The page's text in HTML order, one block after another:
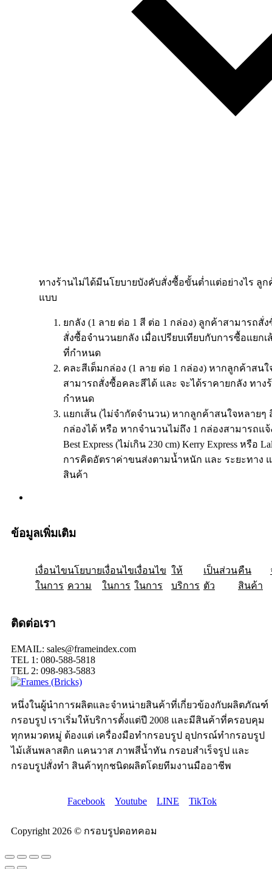
ทางร้านไม่ได้มีนโยบายบังคับสั่งซื้อขั้นต่ำแต่อย่างไร ลู
แบบ
ยกลัง (1 ลาย ต่อ 1 สี ต่อ 1 กล่อง) ลูกค้าสามารถสั่
สั่งซื้อจำนวนยกลัง เมื่อเปรียบเทียบกับการซื้อแยก
ที่กำหนด
คละสีเต็มกล่อง (1 ลาย ต่อ 1 กล่อง) หากลูกค้าสน
สามารถสั่งซื้อคละสีได้ และ จะได้ราคายกลัง ทา
กำหนด
แยกเส้น (ไม่จำกัดจำนวน) หากลูกค้าสนใจหลายๆ
กล่องได้ หรือ หากจำนวนไม่ถึง 1 กล่องสามารถแ
Best Express (ไม่เกิน 230 cm) Kerry Express หรื
การคิดอัตราค่าขนส่งตามน้ำหนัก และ ระยะทาง
สินค้า
หนึ่งในผู้นำการผลิตและจำหน่ายสินค้าที่เกี่ยวข้องกับผลิตภัณฑ์
กรอบรูป เราเริ่มให้บริการตั้งแต่ปี 2008 และมีสินค้าที่ครอบคุม
ทุกหมวดหมู่ ต้องแต่ เครื่องมือทำกรอบรูป อุปกรณ์ทำกรอบรูป
ไม้เส้นพลาสติก แคนวาส ภาพสีน้ำทัน กรอบสำเร็จรูป และ
กรอบรูปสั่งทำ สินค้าทุกชนิดผลิตโดยทีมงานมืออาชีพ
Facebook Youtube LINE TikTok
Copyright 2026 © กรอบรูปดอทคอม
ข้อมูลเพิ่มเติม
เงื่อนไข
ในการ
ให้
บริการ
นโยบาย
ความ
เป็นส่วน
ตัว
เงื่อนไข
ในการ
คืน
สินค้า
เงื่อนไข
ในการ
ติดต่อเรา
EMAIL: sales@frameindex.com
TEL 1: 080-588-5818
TEL 2: 098-983-5883